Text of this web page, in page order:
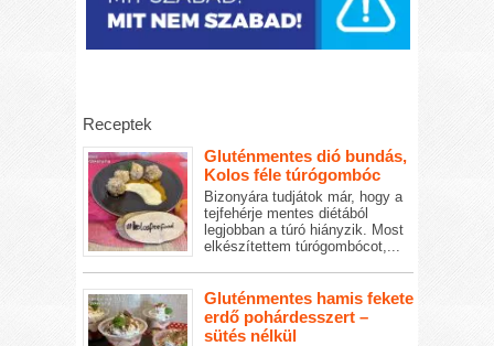
Receptek
Gluténmentes dió bundás,
Kolos féle túrógombóc
Bizonyára tudjátok már, hogy a
tejfehérje mentes diétából
legjobban a túró hiányzik. Most
elkészítettem túrógombócot,...
Gluténmentes hamis fekete
erdő pohárdesszert –
sütés nélkül